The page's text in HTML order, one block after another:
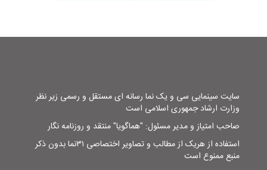
سایت سینمایی سی و یک نما رسانه ای مستقل و رسمی زیر نظر
وزارت ارشاد جمهوری اسلامی است
صاحب امتیاز و مدیر مسئول: "هماگویا" منتقد و روزنامه نگار
استفاده از هریک از مطالب و تصاویر اختصاصی ۳۱نما بدون ذکر
منبع ممنوع است